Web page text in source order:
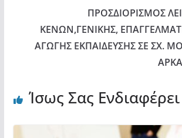
ΠΡΟΣΔΙΟΡΙΣΜΟΣ
ΚΕΝΩΝ,ΓΕΝΙΚΗΣ,
ΑΓΩΓΗΣ ΕΚΠΑΙΔΕΥΣΗΣ ΣΕ ΣΧ.
Ίσως Σας Ενδιαφέρει